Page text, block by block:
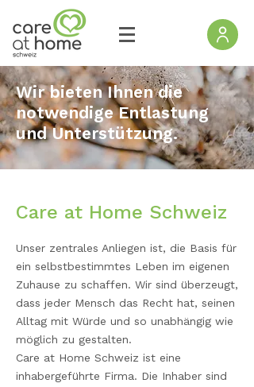
Wir bieten Ihnen die
notwendige Entlastung
und Unterstützung.
Care at Home Schweiz
Unser zentrales Anliegen ist, die Basis für
ein selbstbestimmtes Leben im eigenen
Zuhause zu schaffen. Wir sind überzeugt,
dass jeder Mensch das Recht hat, seinen
Alltag mit Würde und so unabhängig wie
möglich zu gestalten.
Care at Home Schweiz ist eine
inhabergeführte Firma. Die Inhaber sind